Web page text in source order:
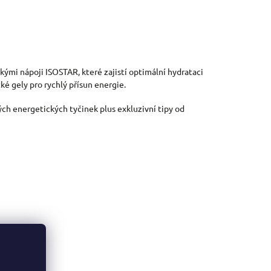
nápoji ISOSTAR, které zajistí optimální hydrataci
gely pro rychlý přísun energie.
energetických tyčinek plus exkluzivní tipy od